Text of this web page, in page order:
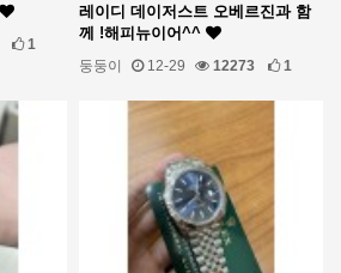
1
레이디 데이저스트 오베르진과 함
께 !해피뉴이어^^
둥둥이 12-29 12273 1